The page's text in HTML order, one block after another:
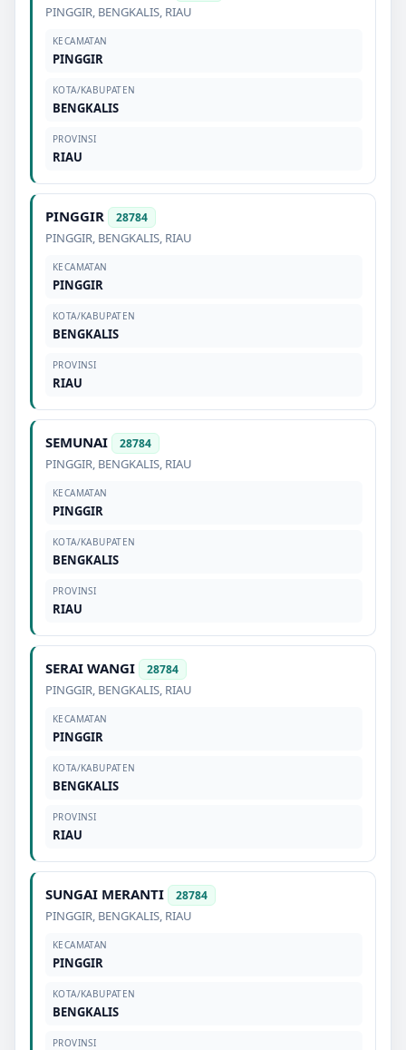
PINGGIR, BENGKALIS, RIAU
KECAMATAN
PINGGIR
KOTA/KABUPATEN
BENGKALIS
PROVINSI
RIAU
PINGGIR 28784
PINGGIR, BENGKALIS, RIAU
KECAMATAN
PINGGIR
KOTA/KABUPATEN
BENGKALIS
PROVINSI
RIAU
SEMUNAI 28784
PINGGIR, BENGKALIS, RIAU
KECAMATAN
PINGGIR
KOTA/KABUPATEN
BENGKALIS
PROVINSI
RIAU
SERAI WANGI 28784
PINGGIR, BENGKALIS, RIAU
KECAMATAN
PINGGIR
KOTA/KABUPATEN
BENGKALIS
PROVINSI
RIAU
SUNGAI MERANTI 28784
PINGGIR, BENGKALIS, RIAU
KECAMATAN
PINGGIR
KOTA/KABUPATEN
BENGKALIS
PROVINSI